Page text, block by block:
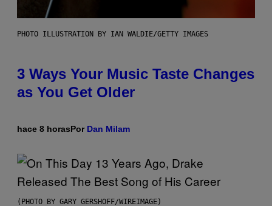
PHOTO ILLUSTRATION BY IAN WALDIE/GETTY IMAGES
3 Ways Your Music Taste Changes
as You Get Older
hace 8 horasPor Dan Milam
(PHOTO BY GARY GERSHOFF/WIREIMAGE)